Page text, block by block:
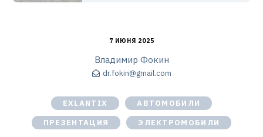
7 ИЮНЯ 2025
Владимир Фокин
dr.fokin@gmail.com
EXLANTIX
АВТОМОБИЛИ
ПРЕЗЕНТАЦИЯ
ЭЛЕКТРОМОБИЛИ